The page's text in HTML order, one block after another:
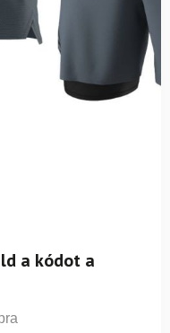
a kódot a